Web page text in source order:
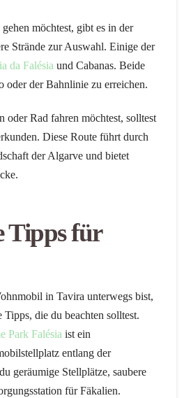
möchtest, gibt es in der
Strände zur Auswahl. Einige der
da Falésia und Cabanas. Beide
oder der Bahnlinie zu erreichen.
oder Rad fahren möchtest, solltest
Diese Route führt durch
der Algarve und bietet
Tipps für
in Tavira unterwegs bist,
Tipps, die du beachten solltest.
Park Falésia ist ein
entlang der
geräumige Stellplätze, saubere
für Fäkalien.